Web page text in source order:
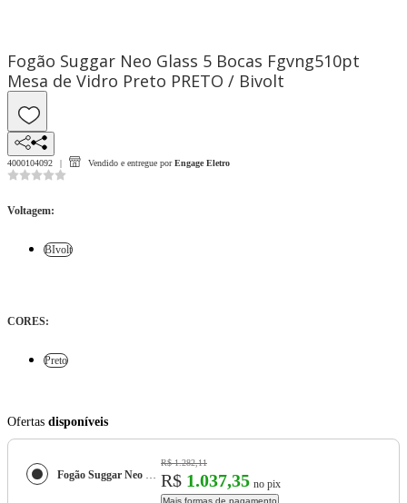
Fogão Suggar Neo Glass 5 Bocas Fgvng510pt
Mesa de Vidro Preto PRETO / Bivolt
4000104092 Vendido e entregue por Engage Eletro
Voltagem:
BIvolt
CORES:
Preto
Ofertas disponíveis
Fogão Suggar Neo Glass 5 Bocas Fgvng510pt Mesa de Vidro Preto
R$ 1.282,11
R$ 1.037,35 no pix
Mais formas de pagamento